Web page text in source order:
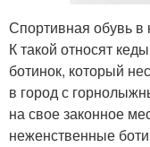
Спортивная обувь в
К такой относят
ботинок, который
в город с
на свое законное
неженственные